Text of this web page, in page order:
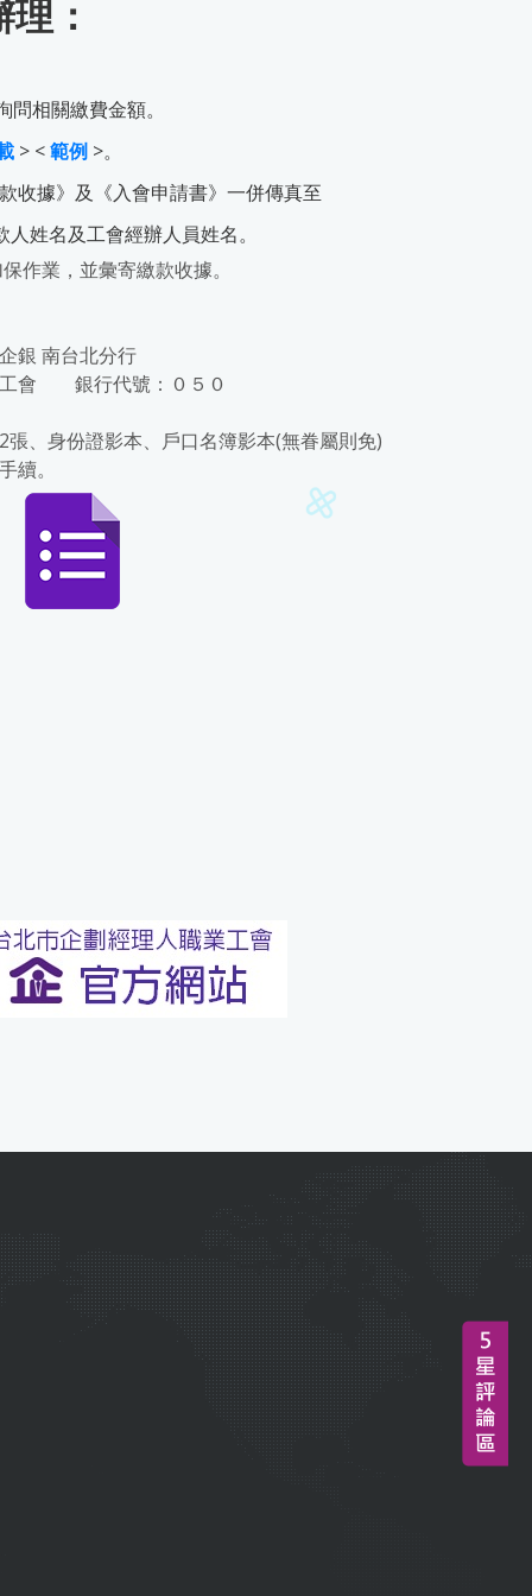
：
問相關繳費金額。
> <範例 >。
收據》及《入會申請書》一併傳真至
姓名及工會經辦人員姓名。
作業，並彙寄繳款收據。
銀 南台北分行
工會 銀行代號：０５０
、身份證影本、戶口名簿影本(無眷屬則免)
續。